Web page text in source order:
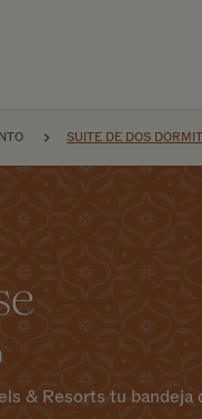
EL
SUITE DE DOS
& Resorts tu bandeja